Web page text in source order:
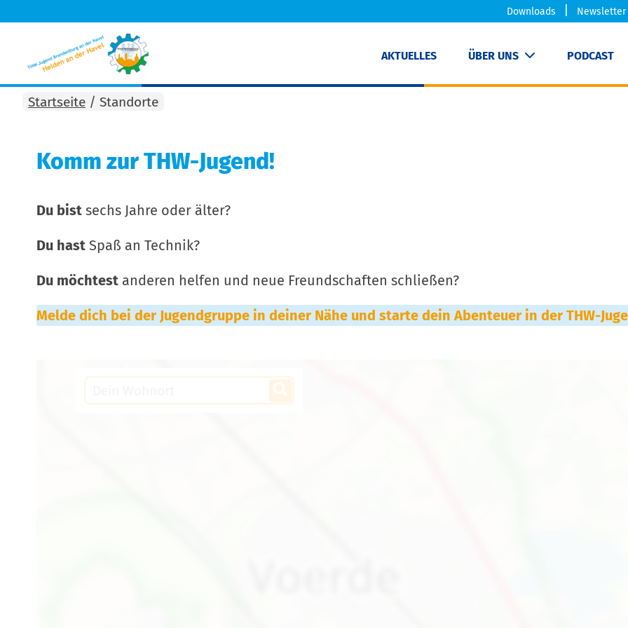
Downloads Newsletter
AKTUELLES ÜBER UNS PODCAST
Startseite / Standorte
Komm zur THW-Jugend!
Du bist sechs Jahre oder älter?
Du hast Spaß an Technik?
Du möchtest anderen helfen und neue Freundschaften schließen?
Melde dich bei der Jugendgruppe in deiner Nähe und starte dein Abenteuer in der THW-